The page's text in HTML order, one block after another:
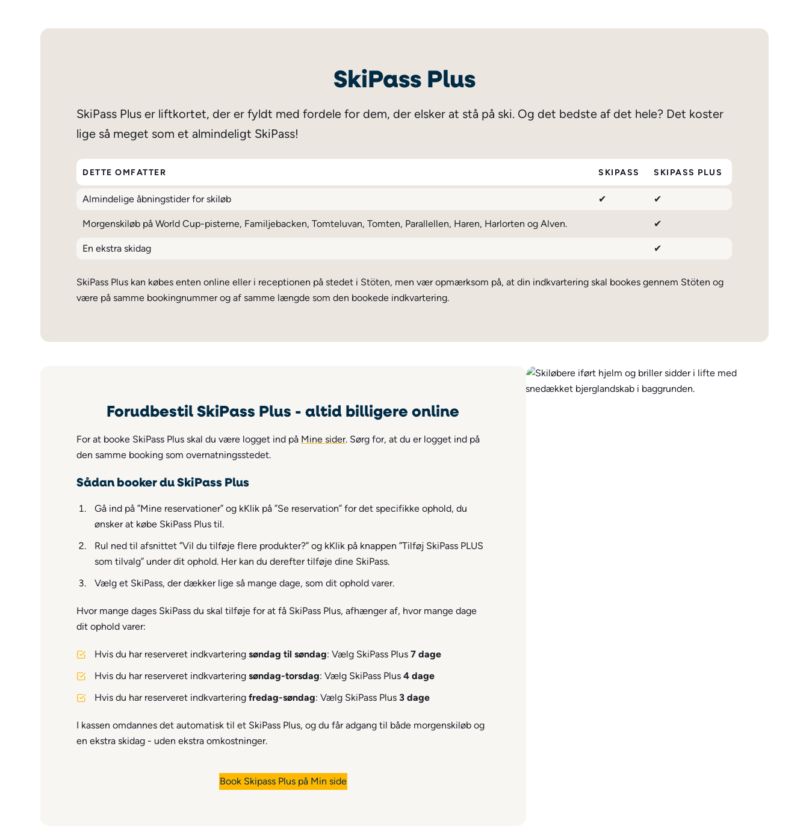
SkiPass Plus
SkiPass Plus er liftkortet, der er fyldt med fordele for dem, der elsker at stå på ski. Og det bedste af det hele? Det koster
lige så meget som et almindeligt SkiPass!
DETTE OMFATTER SKIPASS SKIPASS PLUS
Almindelige åbningstider for skiløb ✔ ✔
Morgenskiløb på World Cup-pisterne, Familjebacken, Tomteluvan, Tomten, Parallellen, Haren, Harlorten og Alven. ✔
En ekstra skidag ✔
SkiPass Plus kan købes enten online eller i receptionen på stedet i Stöten, men vær opmærksom på, at din indkvartering skal bookes gennem Stöten og
være på samme bookingnummer og af samme længde som den bookede indkvartering.
Forudbestil SkiPass Plus - altid billigere online
For at booke SkiPass Plus skal du være logget ind på Mine sider. Sørg for, at du er logget ind på
den samme booking som overnatningsstedet.
Sådan booker du SkiPass Plus
Gå ind på ”Mine reservationer” og kKlik på ”Se reservation” for det specifikke ophold, du
ønsker at købe SkiPass Plus til.
Rul ned til afsnittet ”Vil du tilføje flere produkter?” og kKlik på knappen ”Tilføj SkiPass PLUS
som tilvalg” under dit ophold. Her kan du derefter tilføje dine SkiPass.
Vælg et SkiPass, der dækker lige så mange dage, som dit ophold varer.
Hvor mange dages SkiPass du skal tilføje for at få SkiPass Plus, afhænger af, hvor mange dage
dit ophold varer:
Hvis du har reserveret indkvarteringsøndag til søndag: Vælg SkiPass Plus7 dage
Hvis du har reserveret indkvarteringsøndag-torsdag: Vælg SkiPass Plus4 dage
Hvis du har reserveret indkvarteringfredag-søndag: Vælg SkiPass Plus3 dage
I kassen omdannes det automatisk til et SkiPass Plus, og du får adgang til både morgenskiløb og
en ekstra skidag - uden ekstra omkostninger.
Book Skipass Plus på Min side